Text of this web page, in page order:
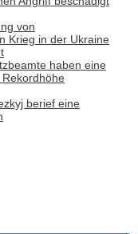
von
Krieg in der Ukraine
haben eine
berief eine